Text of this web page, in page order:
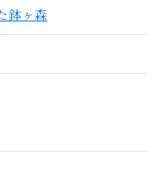
鉢ヶ森